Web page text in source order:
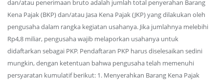
dan/atau penerimaan bruto adalah jumlah total penyerahan Barang
Kena Pajak (BKP) dan/atau Jasa Kena Pajak (JKP) yang dilakukan oleh
pengusaha dalam rangka kegiatan usahanya. Jika jumlahnya melebihi
Rp4,8 miliar, pengusaha wajib melaporkan usahanya untuk
didaftarkan sebagai PKP. Pendaftaran PKP harus diselesaikan sedini
mungkin, dengan ketentuan bahwa pengusaha telah memenuhi
persyaratan kumulatif berikut: 1. Menyerahkan Barang Kena Pajak